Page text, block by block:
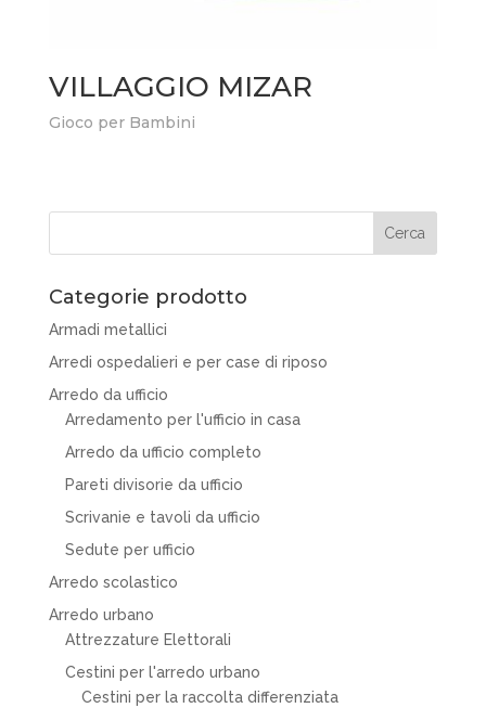
VILLAGGIO MIZAR
Gioco per Bambini
Categorie prodotto
Armadi metallici
Arredi ospedalieri e per case di riposo
Arredo da ufficio
Arredamento per l'ufficio in casa
Arredo da ufficio completo
Pareti divisorie da ufficio
Scrivanie e tavoli da ufficio
Sedute per ufficio
Arredo scolastico
Arredo urbano
Attrezzature Elettorali
Cestini per l'arredo urbano
Cestini per la raccolta differenziata